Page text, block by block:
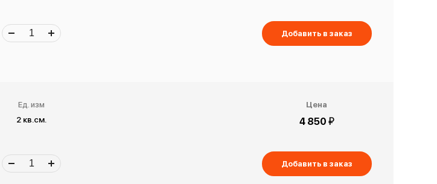
Добавить в заказ
Ед. изм
2 кв.см.
Цена
4 850 й
Добавить в заказ